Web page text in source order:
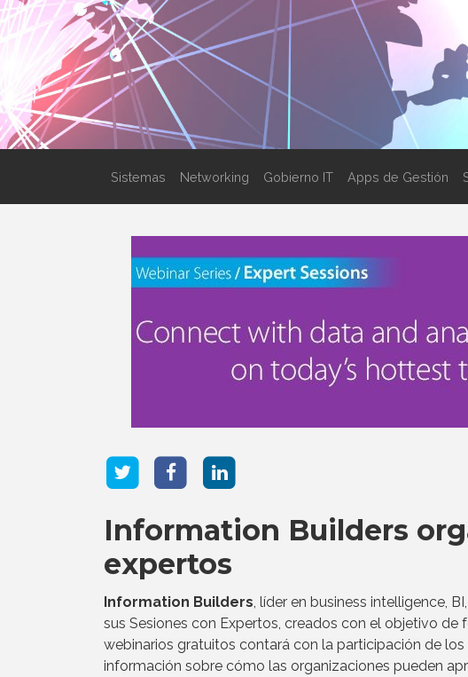
Sistemas Networking Gobierno IT Apps de Gestión
Information Builders
expertos
Information Builders , líder en business intelligence,
sus Sesiones con Expertos, creados con el objetivo
webinarios gratuitos contará con la participación de
información sobre cómo las organizaciones pueden